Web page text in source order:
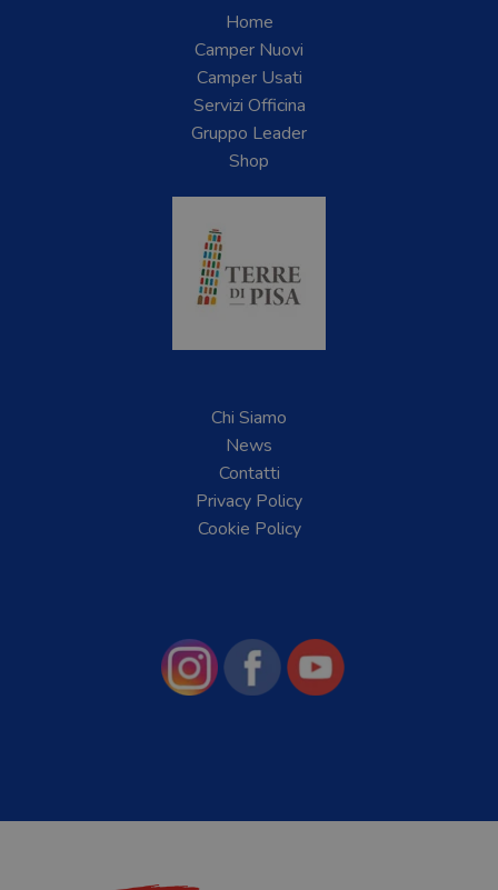
Home
Camper Nuovi
Camper Usati
Servizi Officina
Gruppo Leader
Shop
Chi Siamo
News
Contatti
Privacy Policy
Cookie Policy